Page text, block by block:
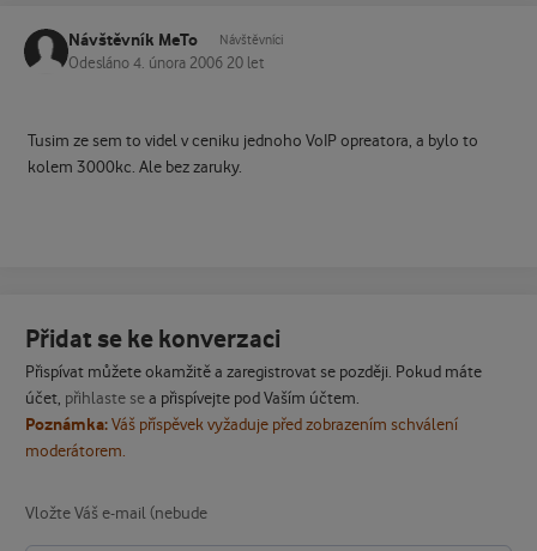
Návštěvník MeTo Návštěvníci
Odesláno 4. února 2006 20 let
Tusim ze sem to videl v ceniku jednoho VoIP opreatora, a bylo to
kolem 3000kc. Ale bez zaruky.
Přidat se ke konverzaci
Přispívat můžete okamžitě a zaregistrovat se později. Pokud máte
účet, přihlaste sea přispívejte pod Vaším účtem.
Poznámka:Váš příspěvek vyžaduje před zobrazením schválení
moderátorem.